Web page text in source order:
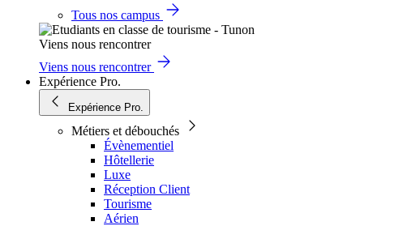
Tous nos campus
Viens nous rencontrer
Viens nous rencontrer
Expérience Pro.
Expérience Pro.
Métiers et débouchés
Évènementiel
Hôtellerie
Luxe
Réception Client
Tourisme
Aérien